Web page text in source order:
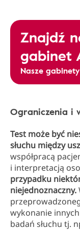
Znajdź
gabinet
Nasze gabinety
Ograniczenia i
Test może być
słuchu między
współpracą
i interpretacją
przypadku
niejednoznaczny.
wykonanie
badań słuchu tj.